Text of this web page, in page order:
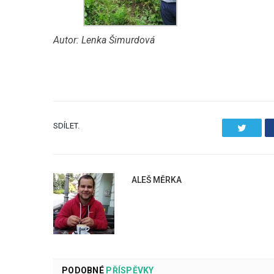
Autor: Lenka Šimurdová
SDÍLET.
ALEŠ MĚRKA
PODOBNÉPŘÍSPĚVKY